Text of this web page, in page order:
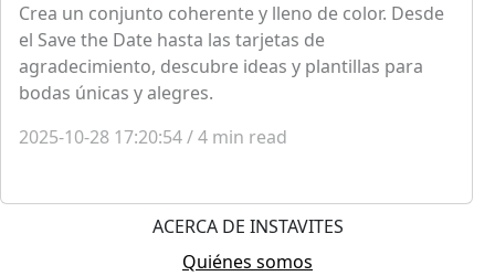
Crea un conjunto coherente y lleno de color. Desde
el Save the Date hasta las tarjetas de
agradecimiento, descubre ideas y plantillas para
bodas únicas y alegres.
2025-10-28 17:20:54/4 min read
ACERCA DE INSTAVITES
Quiénes somos